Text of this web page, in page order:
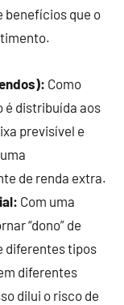
benefícios que o
Como
é distribuída aos
previsível e
de renda extra.
Com uma
“dono” de
diferentes tipos
diferentes
dilui o risco de